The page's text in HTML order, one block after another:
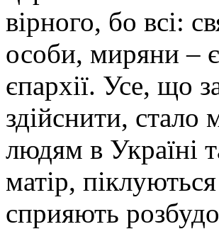
вірного, бо всі:
особи, миряни –
єпархії. Усе, що
здійснити,
людям в Україні
матір,
сприяють